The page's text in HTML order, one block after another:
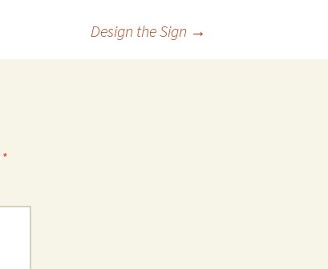
Design the Sign →
*